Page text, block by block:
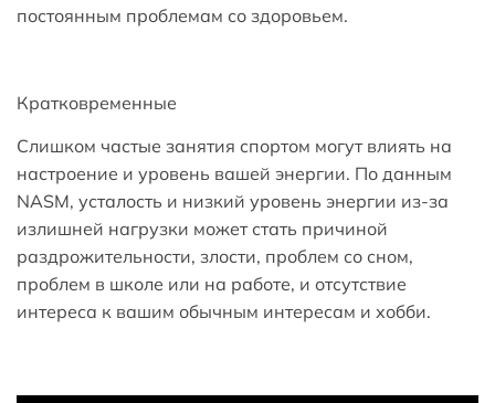
постоянным проблемам со здоровьем.
Кратковременные
Слишком частые занятия спортом могут влиять на
настроение и уровень вашей энергии. По данным
NASM, усталость и низкий уровень энергии из-за
излишней нагрузки может стать причиной
раздрожительности, злости, проблем со сном,
проблем в школе или на работе, и отсутствие
интереса к вашим обычным интересам и хобби.